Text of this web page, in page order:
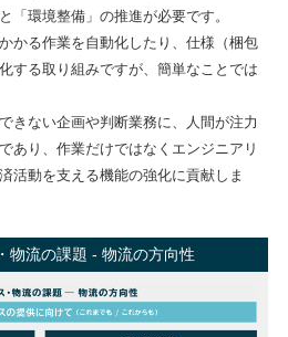
「環境整備」の推進が必要です。
かる作業を自動化したり、仕様（梱包
する取り組みですが、簡単なことでは
きない企画や判断業務に、人間が注力
あり、作業だけではなくエンジニアリ
活動を支える機能の強化に貢献しま
物流の課題 - 物流の方向性